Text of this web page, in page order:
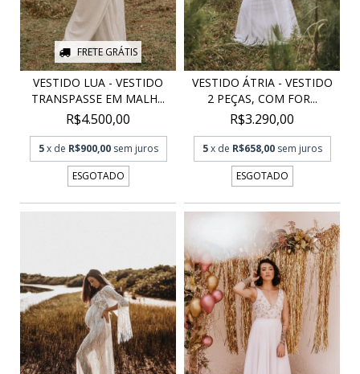
FRETE GRÁTIS
VESTIDO LUA - VESTIDO
TRANSPASSE EM MALH...
R$4.500,00
5 x de R$900,00 sem juros
ESGOTADO
VESTIDO ÁTRIA - VESTIDO
2 PEÇAS, COM FOR...
R$3.290,00
5 x de R$658,00 sem juros
ESGOTADO